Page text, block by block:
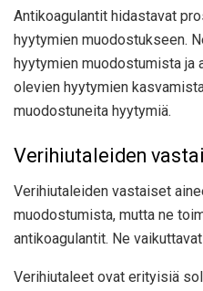
Antikoagulantit hidastavat
hyytymien muodostukseen.
hyytymien muodostumista ja
olevien hyytymien
muodostuneita hyytymiä.
Verihiutaleiden
Verihiutaleiden vastaiset
muodostumista, mutta ne
antikoagulantit. Ne
Verihiutaleet ovat erityisiä